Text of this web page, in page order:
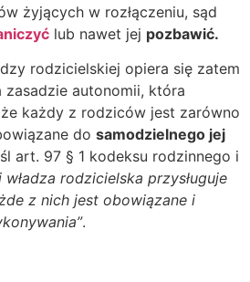
żyjących w rozłączeniu, sąd
lub nawet jej pozbawić.
rodzicielskiej opiera się zatem
autonomii, która
każdy z rodziców jest zarówno
do samodzielnego jej
art. 97 § 1 kodeksu rodzinnego i
władza rodzicielska przysługuje
z nich jest obowiązane i
.